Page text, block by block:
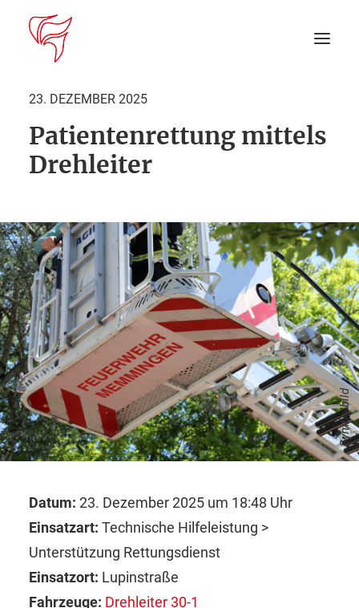
Startseite
DEIN EINSATZ
Suche
23. DEZEMBER 2025
Patientenrettung mittels
Drehleiter
Symbolbild
Datum: 23. Dezember 2025 um 18:48 Uhr
Einsatzart: Technische Hilfeleistung >
Unterstützung Rettungsdienst
Einsatzort: Lupinstraße
Fahrzeuge: Drehleiter 30-1